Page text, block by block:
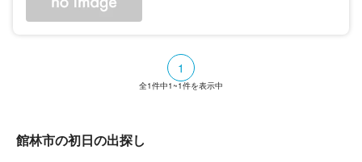
1
全1件中1~1件を表示中
館林市の初日の出探し